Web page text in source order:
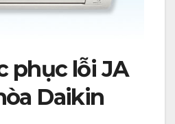
phục lỗi JA
Daikin